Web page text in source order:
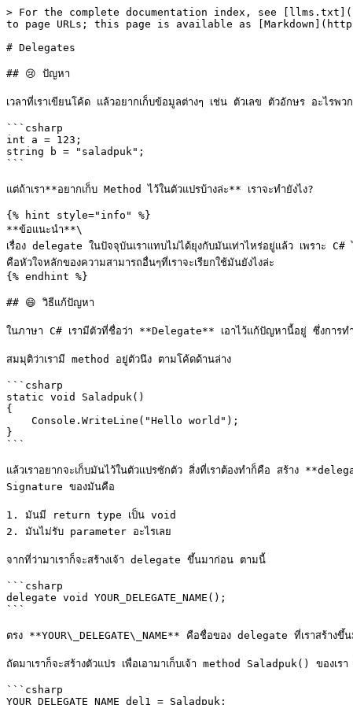
> For the complete documentation index, see
to page URLs; this page is available as
# Delegates
## 😢 ปัญหา
เวลาที่เราเขียนโค้ด แล้วอยากเก็บข้อมูลต่างๆ เช่น ตัวเลข ตัวอักษร อะไรพว
```csharp
int a = 123;
string b = "saladpuk";
```
แต่ถ้าเรา**อยากเก็บ Method ไว้ในตัวแปรบ้างล่ะ** เราจะทำยังไง?
{% hint style="info" %}
**ข้อแนะนำ**\
เรื่อง delegate ในปัจจุบันเราแทบไม่ได้ยุงกับมันเท่าไหร่อยู่แล้ว เพราะ
คือหัวใจหลักของความสามารถอื่นๆที่เราจะเรียกใช้มันยังไงล่ะ
{% endhint %}
## 😄 วิธีแก้ปัญหา
ในภาษา C# เรามีตัวที่ชื่อว่า **Delegate** เอาไว้แก้ปัญหานี้อยู่ ซึ่งการทำง
สมมุติว่าเรามี method อยู่ตัวนึง ตามโค้ดด้านล่าง
```csharp
static void Saladpuk()
{
}
```
แล้วเราอยากจะเก็บมันไว้ในตัวแปรซักตัว สิ่งที่เราต้องทำก็คือ สร้าง
Signature ของมันคือ
1. มันมี return type เป็น void
2. มันไม่รับ parameter อะไรเลย
จากที่ว่ามาเราก็จะสร้างเจ้า delegate ขึ้นมาก่อน ตามนี้
```csharp
delegate void YOUR_DELEGATE_NAME();
```
ตรง **YOUR\_DELEGATE\_NAME** คือชื่อของ delegate ที่เราสร้างขึ้
ถัดมาเราก็จะสร้างตัวแปร เพื่อเอามาเก็บเจ้า method Saladpuk() ของเร
```csharp
YOUR_DELEGATE_NAME del1 = Saladpuk;